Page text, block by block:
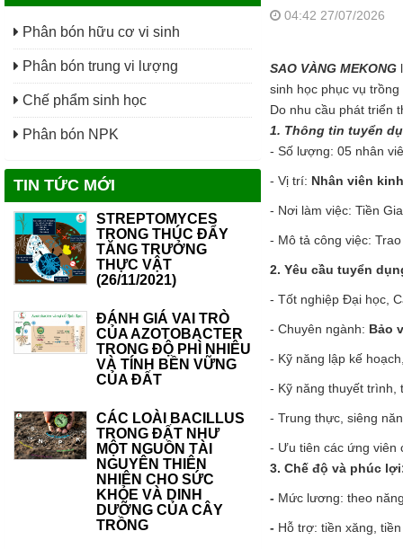
04:42 27/07/2026
SAO VÀNG MEKONG
sinh học phục vụ trồng
Do nhu cầu phát triển
1. Thông tin tuyển
- Số lượng: 05 nhân
- Vị trí: Nhân viên
- Nơi làm việc: Tiền
- Mô tả công việc:
2. Yêu cầu tuyển
- Tốt nghiệp Đại học,
- Chuyên ngành: Bảo
- Kỹ năng lập kế
- Kỹ năng thuyết trình,
- Trung thực, siêng
- Ưu tiên các ứng viên
3. Chế độ và phúc
- Mức lương: theo
- Hỗ trợ: tiền xăng,
Phân bón hữu cơ vi sinh
Phân bón trung vi lượng
Chế phẩm sinh học
Phân bón NPK
TIN TỨC MỚI
STREPTOMYCES
TRONG THÚC ĐẨY
TĂNG TRƯỞNG
THỰC VẬT
(26/11/2021)
ĐÁNH GIÁ VAI TRÒ
CỦA AZOTOBACTER
TRONG ĐỘ PHÌ NHIÊU
VÀ TÍNH BỀN VỮNG
CỦA ĐẤT
CÁC LOÀI BACILLUS
TRONG ĐẤT NHƯ
MỘT NGUỒN TÀI
NGUYÊN THIÊN
NHIÊN CHO SỨC
KHỎE VÀ DINH
DƯỠNG CỦA CÂY
TRỒNG